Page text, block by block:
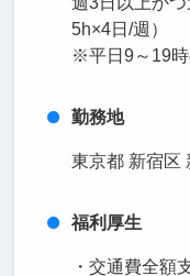
5h×4日/週）
※平日9～19
勤務地
東京都 新宿区
福利厚生
・交通費全額